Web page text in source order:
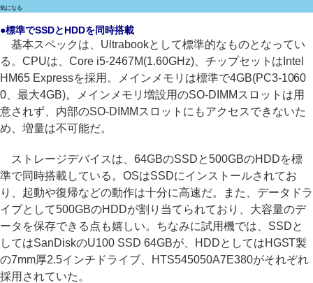
気になる
●標準でSSDとHDDを同時搭載
基本スペックは、Ultrabookとして標準的なものとなってい
る。CPUは、Core i5-2467M(1.60GHz)、チップセットはIntel
HM65 Expressを採用。メインメモリは標準で4GB(PC3-1060
0、最大4GB)。メインメモリ増設用のSO-DIMMスロットは用
意されず、内部のSO-DIMMスロットにもアクセスできないた
め、増量は不可能だ。
ストレージデバイスは、64GBのSSDと500GBのHDDを標
準で同時搭載している。OSはSSDにインストールされてお
り、起動や復帰などの動作は十分に高速だ。また、データドラ
イブとして500GBのHDDが割り当てられており、大容量のデ
ータを保存できる点も嬉しい。ちなみに試用機では、SSDと
してはSanDiskのU100 SSD 64GBが、HDDとしてはHGST製
の7mm厚2.5インチドライブ、HTS545050A7E380がそれぞれ
採用されていた。